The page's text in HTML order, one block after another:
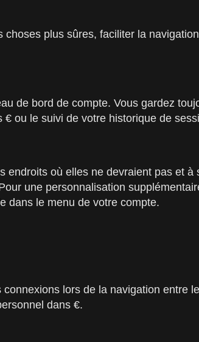
plus sûres, faciliter la
de bord de compte. Vous gardez
ou le suivi de votre historique de
où elles ne devraient pas et
une personnalisation
dans le menu de votre compte.
lors de la navigation entre
dans €.